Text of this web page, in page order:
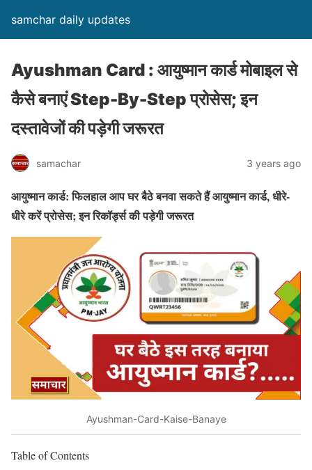
samchar daily updates
Ayushman Card : आयुष्मान कार्ड मोबाइल से
कैसे बनाएं Step-By-Step प्रोसेस; इन
दस्तावेजों की पड़ेगी जरूरत
samachar 3 years ago
आयुष्मान कार्ड: फिलहाल आप घर बैठे बनवा सकते हैं आयुष्मान कार्ड, धीरे-
धीरे करें प्रोसेस; इन रिकॉर्ड्स की पड़ेगी जरूरत
Ayushman-Card-Kaise-Banaye
Table of Contents